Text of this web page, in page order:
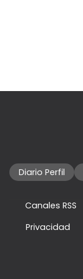
Diario Perfil
Canales RSS
Privacidad